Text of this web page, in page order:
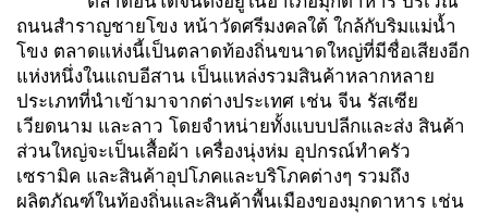
ถนนสำราญชายโขง หน้าวัดศรีมงคลใต้ ใกล้กับริมแม่น้ำ
โขง ตลาดแห่งนี้เป็นตลาดท้องถิ่นขนาดใหญ่ที่มีชื่อเสียงอีก
แห่งหนึ่งในแถบอีสาน เป็นแหล่งรวมสินค้าหลากหลาย
ประเภทที่นำเข้ามาจากต่างประเทศ เช่น จีน รัสเซีย
เวียดนาม และลาว โดยจำหน่ายทั้งแบบปลีกและส่ง สินค้า
ส่วนใหญ่จะเป็นเสื้อผ้า เครื่องนุ่งห่ม อุปกรณ์ทำครัว
เซรามิค และสินค้าอุปโภคและบริโภคต่างๆ รวมถึง
ผลิตภัณฑ์ในท้องถิ่นและสินค้าพื้นเมืองของมุกดาหาร เช่น